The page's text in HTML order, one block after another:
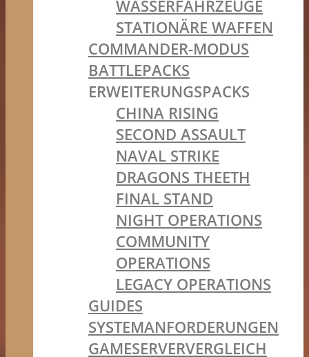
WASSERFAHRZEUGE
STATIONÄRE WAFFEN
COMMANDER-MODUS
BATTLEPACKS
ERWEITERUNGSPACKS
CHINA RISING
SECOND ASSAULT
NAVAL STRIKE
DRAGONS THEETH
FINAL STAND
NIGHT OPERATIONS
COMMUNITY
OPERATIONS
LEGACY OPERATIONS
GUIDES
SYSTEMANFORDERUNGEN
GAMESERVERVERGLEICH